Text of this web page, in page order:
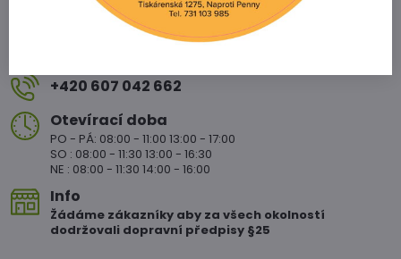
Vedrovice 315
671 75 Loděnice u Moravkého Krumlova
+420 607 042 662
Otevírací doba
PO - PÁ: 08:00 - 11:00 13:00 - 17:00
SO : 08:00 - 11:30 13:00 - 16:30
NE : 08:00 - 11:30 14:00 - 16:00
Info
Žádáme zákazníky aby za všech okolností
dodržovali dopravní předpisy §25